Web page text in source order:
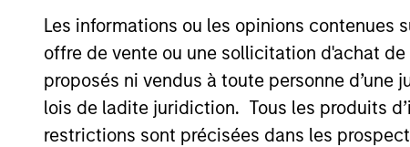
Les informations ou les opinions contenues
offre de vente ou une sollicitation d'achat
proposés ni vendus à toute personne
lois de ladite juridiction. Tous les produits
restrictions sont précisées dans les
gestion du capital humain, ainsi que la
leaders dans la gestion des risques et
compte des objectifs de réduction du
l'inclusion.